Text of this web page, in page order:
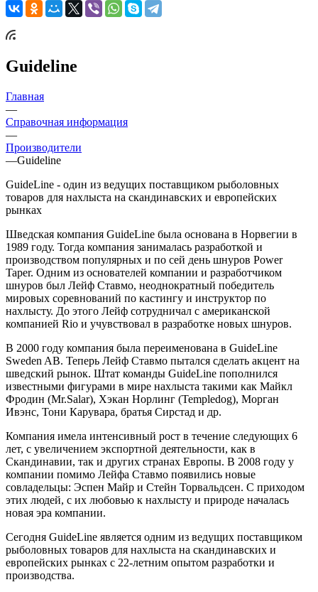
Guideline
Главная
—
Справочная информация
—
Производители
—Guideline
GuideLine - один из ведущих поставщиком рыболовных
товаров для нахлыста на скандинавских и европейских
рынках
Шведская компания GuideLine была основана в Норвегии в
1989 году. Тогда компания занималась разработкой и
производством популярных и по сей день шнуров Power
Taper. Одним из основателей компании и разработчиком
шнуров был Лейф Ставмо, неоднократный победитель
мировых соревнований по кастингу и инструктор по
нахлысту. До этого Лейф сотрудничал с американской
компанией Rio и учувствовал в разработке новых шнуров.
В 2000 году компания была переименована в GuideLine
Sweden AB. Теперь Лейф Ставмо пытался сделать акцент на
шведский рынок. Штат команды GuideLine пополнился
известными фигурами в мире нахлыста такими как Майкл
Фродин (Mr.Salar), Хэкан Норлинг (Templedog), Морган
Ивэнс, Тони Карувара, братья Сирстад и др.
Компания имела интенсивный рост в течение следующих 6
лет, с увеличением экспортной деятельности, как в
Скандинавии, так и других странах Европы. В 2008 году у
компании помимо Лейфа Ставмо появились новые
совладельцы: Эспен Майр и Стейн Торвальдсен. С приходом
этих людей, с их любовью к нахлысту и природе началась
новая эра компании.
Сегодня GuideLine является одним из ведущих поставщиком
рыболовных товаров для нахлыста на скандинавских и
европейских рынках с 22-летним опытом разработки и
производства.